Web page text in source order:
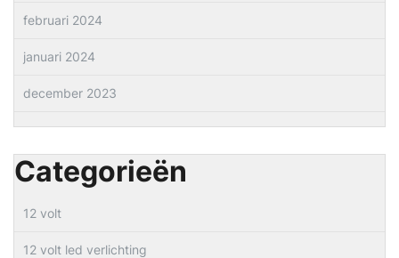
februari 2024
januari 2024
december 2023
Categorieën
12 volt
12 volt led verlichting